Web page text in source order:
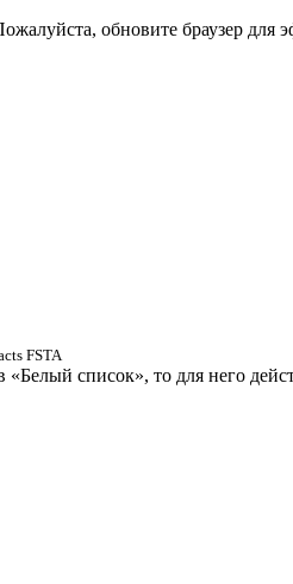
обновите браузер для
FSTA
список», то для него